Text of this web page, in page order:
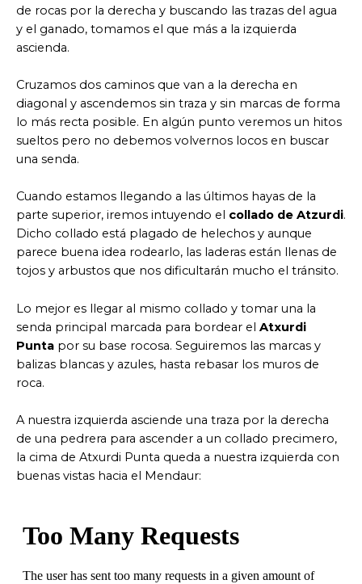
de rocas por la derecha y buscando las trazas del agua
y el ganado, tomamos el que más a la izquierda
ascienda.
Cruzamos dos caminos que van a la derecha en
diagonal y ascendemos sin traza y sin marcas de forma
lo más recta posible. En algún punto veremos un hitos
sueltos pero no debemos volvernos locos en buscar
una senda.
Cuando estamos llegando a las últimos hayas de la
parte superior, iremos intuyendo el collado de Atzurdi.
Dicho collado está plagado de helechos y aunque
parece buena idea rodearlo, las laderas están llenas de
tojos y arbustos que nos dificultarán mucho el tránsito.
Lo mejor es llegar al mismo collado y tomar una la
senda principal marcada para bordear el Atxurdi
Punta por su base rocosa. Seguiremos las marcas y
balizas blancas y azules, hasta rebasar los muros de
roca.
A nuestra izquierda asciende una traza por la derecha
de una pedrera para ascender a un collado precimero,
la cima de Atxurdi Punta queda a nuestra izquierda con
buenas vistas hacia el Mendaur: